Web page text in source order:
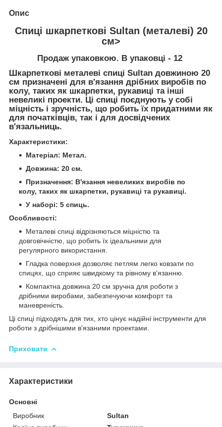
Опис
Спиці шкарпеткові Sultan (металеві) 20
см>
Продаж упаковкою. В упаковці - 12
Шкарпеткові металеві спиці Sultan довжиною 20
см призначені для в'язання дрібних виробів по
колу, таких як шкарпетки, рукавиці та інші
невеликі проекти. Ці спиці поєднують у собі
міцність і зручність, що робить їх придатними як
для початківців, так і для досвідчених
в'язальниць.
Характеристики:
Матеріал: Метал.
Довжина: 20 см.
Призначення: В'язання невеликих виробів по
колу, таких як шкарпетки, рукавиці та рукавиці.
У наборі: 5 спиць.
Особливості:
Металеві спиці відрізняються міцністю та
довговічністю, що робить їх ідеальними для
регулярного використання.
Гладка поверхня дозволяє петлям легко ковзати по
спицях, що сприяє швидкому та рівному в'язанню.
Компактна довжина 20 см зручна для роботи з
дрібними виробами, забезпечуючи комфорт та
маневреність.
Ці спиці підходять для тих, хто цінує надійні інструменти для
роботи з дрібнішими в'язаними проектами.
Приховати
Характеристики
Основні
Виробник
Sultan